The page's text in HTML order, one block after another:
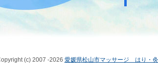
(c) 2007 -2026 愛媛県松山市マッサージ はり・